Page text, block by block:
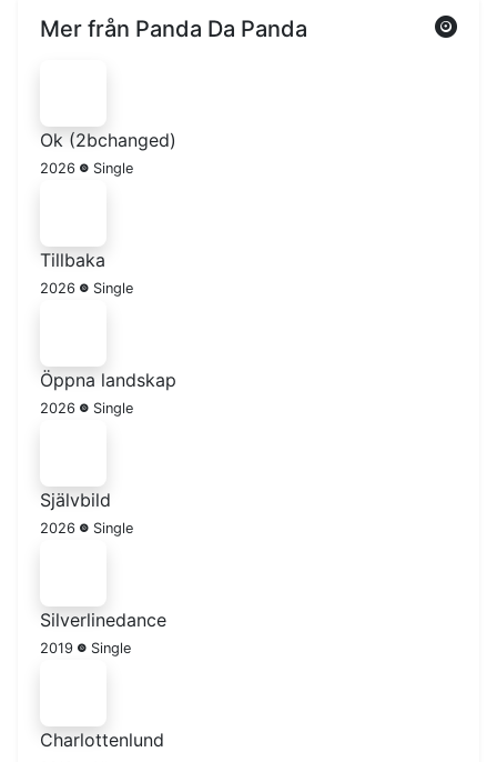
Mer från Panda Da Panda
Ok (2bchanged)
2026 Single
Tillbaka
2026 Single
Öppna landskap
2026 Single
Självbild
2026 Single
Silverlinedance
2019 Single
Charlottenlund